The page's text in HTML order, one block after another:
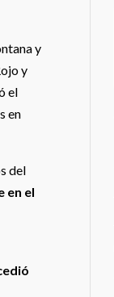
y
y
el
en
del
en el